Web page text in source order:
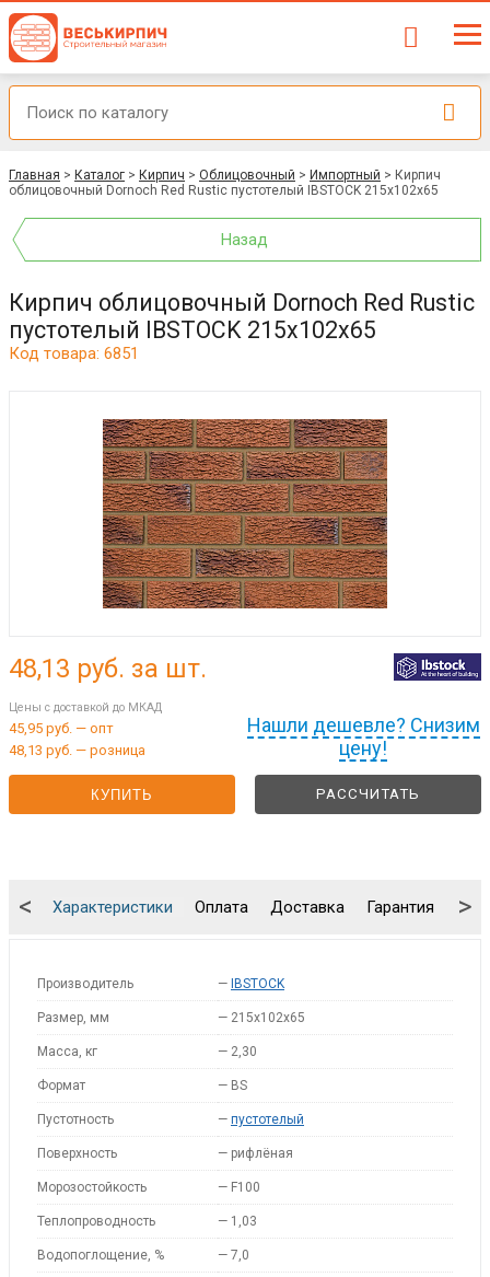
Главная > Каталог > Кирпич > Облицовочный > Импортный > Кирпич
облицовочный Dornoch Red Rustic пустотелый IBSTOCK 215x102x65
Назад
Кирпич облицовочный Dornoch Red Rustic
пустотелый IBSTOCK 215x102x65
Код товара: 6851
Нашли дешевле? Снизим
цену!
48,13 руб. за шт.
Цены с доставкой до МКАД
45,95 руб. — опт
48,13 руб. — розница
КУПИТЬ РАССЧИТАТЬ
Характеристики Оплата Доставка Гарантия
< >
Производитель — IBSTOCK
Размер, мм — 215x102x65
Масса, кг — 2,30
Формат — BS
Пустотность — пустотелый
Поверхность — рифлёная
Морозостойкость — F100
Теплопроводность — 1,03
Водопоглощение, % — 7,0